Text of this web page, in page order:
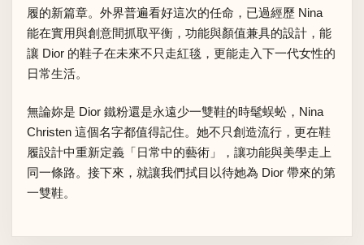
履的新篇章。外界普遍看好這次的任命，已過經歷 Nina
能在實用與創意間抓取平衡，功能與顏值兼具的設計，能
讓 Dior 的鞋子在未來不只走紅毯，更能走入下一代女性的
日常生活。
無論妳是 Dior 鐵粉還是永遠少一雙鞋的時髦蜈蚣，Nina
Christen 這個名字都值得記住。她不只創造流行，更在鞋
履設計中重新定義「日常中的藝術」，讓功能與美學走上
同一條路。接下來，就讓我們拭目以待她為 Dior 帶來的第
一雙鞋。